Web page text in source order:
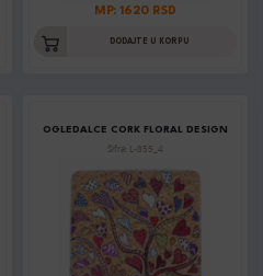
MP: 1620 RSD
DODAJTE U KORPU
OGLEDALCE CORK FLORAL DESIGN
Šifra: L-855_4